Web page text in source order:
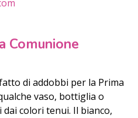
Comunione
di addobbi per la Prima
vaso, bottiglia o
colori tenui. Il bianco,